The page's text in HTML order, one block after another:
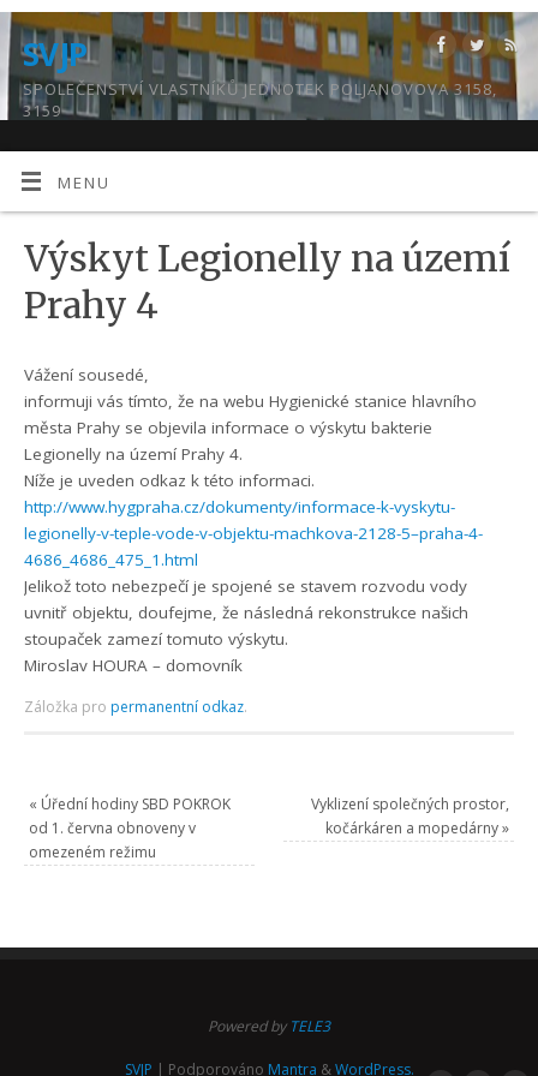
SVJP
SPOLEČENSTVÍ VLASTNÍKŮ JEDNOTEK POLJANOVOVA 3158,
3159
MENU
Výskyt Legionelly na území
Prahy 4
Vážení sousedé,
informuji vás tímto, že na webu Hygienické stanice hlavního
města Prahy se objevila informace o výskytu bakterie
Legionelly na území Prahy 4.
Níže je uveden odkaz k této informaci.
http://www.hygpraha.cz/dokumenty/informace-k-vyskytu-
legionelly-v-teple-vode-v-objektu-machkova-2128-5–praha-4-
4686_4686_475_1.html
Jelikož toto nebezpečí je spojené se stavem rozvodu vody
uvnitř objektu, doufejme, že následná rekonstrukce našich
stoupaček zamezí tomuto výskytu.
Miroslav HOURA – domovník
Záložka pro permanentní odkaz.
« Úřední hodiny SBD POKROK
od 1. června obnoveny v
omezeném režimu
Vyklizení společných prostor,
kočárkáren a mopedárny»
Powered by TELE3
SVJP | Podporováno Mantra &WordPress.